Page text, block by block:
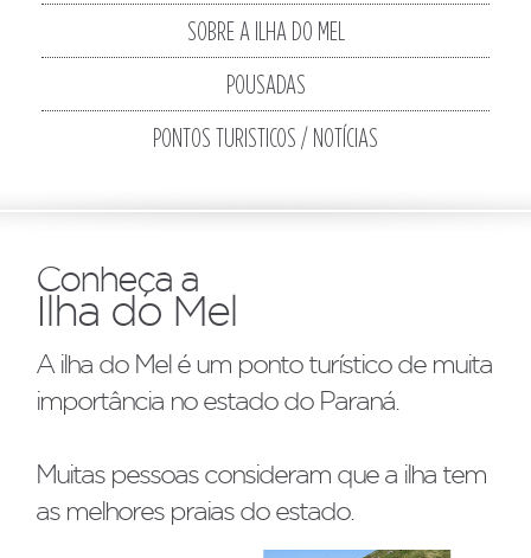
SOBRE A ILHA DO MEL
POUSADAS
PONTOS TURISTICOS / NOTÍCIAS
Conheça a
Ilha do Mel
A ilha do Mel é um ponto turístico de muita
importância no estado do Paraná.
Muitas pessoas consideram que a ilha tem
as melhores praias do estado.